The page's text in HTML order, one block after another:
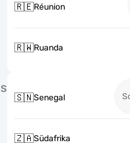
🇷🇪Réunion
🇷🇼Ruanda
S
🇸🇳Senegal
🇿🇦Südafrika